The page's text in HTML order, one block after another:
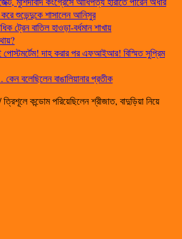
শুভেন্দুকে শাসালেন আনিসুর
ট্রেন বাতিল হাওড়া-বর্ধমান শাখায়
দাহ করার পর এফআইআর! বিস্মিত সুপ্রিম
বলেছিলেন বাঙালিয়ানার প্রতীক
ত্রিশূলে কন্ডোম পরিয়েছিলেন শ্রীজাত, বাদুড়িয়া নিয়ে